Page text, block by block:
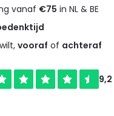
vanaf €75 in NL & BE
vooraf of achteraf